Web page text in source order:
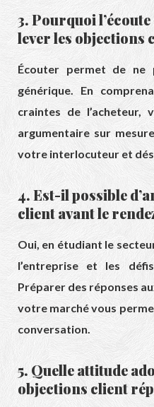
3. Pourquoi
lever les objections
Écouter permet de ne
générique. En
craintes de l’acheteur,
argumentaire sur
votre interlocuteur et
4. Est-il possible
client avant le
Oui, en étudiant le
l’entreprise et les
Préparer des réponses
votre marché vous
conversation.
5. Quelle attitude
objections client